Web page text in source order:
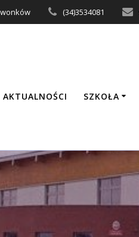
(34)3534081
AKTUALNOŚCI SZKOŁA